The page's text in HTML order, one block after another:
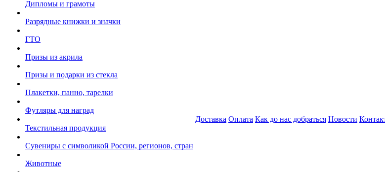
Дипломы и грамоты
Разрядные книжки и значки
ГТО
Призы из акрила
Призы и подарки из стекла
Плакетки, панно, тарелки
Футляры для наград
Текстильная продукция
Сувениры с символикой России, регионов, стран
Животные
Доставка Оплата Как до нас добраться Новости